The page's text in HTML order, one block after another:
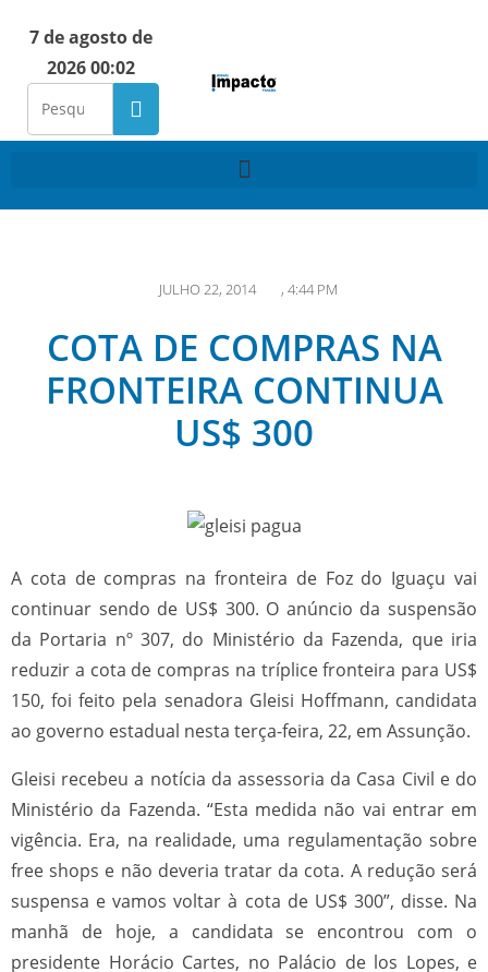
7 de agosto de
2026 00:02
JULHO 22, 2014 , 4:44 PM
COTA DE COMPRAS NA
FRONTEIRA CONTINUA
US$ 300
A cota de compras na fronteira de Foz do Iguaçu vai
continuar sendo de US$ 300. O anúncio da suspensão
da Portaria nº 307, do Ministério da Fazenda, que iria
reduzir a cota de compras na tríplice fronteira para US$
150, foi feito pela senadora Gleisi Hoffmann, candidata
ao governo estadual nesta terça-feira, 22, em Assunção.
Gleisi recebeu a notícia da assessoria da Casa Civil e do
Ministério da Fazenda. “Esta medida não vai entrar em
vigência. Era, na realidade, uma regulamentação sobre
free shops e não deveria tratar da cota. A redução será
suspensa e vamos voltar à cota de US$ 300”, disse. Na
manhã de hoje, a candidata se encontrou com o
presidente Horácio Cartes, no Palácio de los Lopes, e